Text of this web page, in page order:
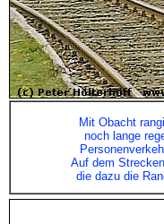
Mit Obacht
noch lange
Auf dem
die dazu die